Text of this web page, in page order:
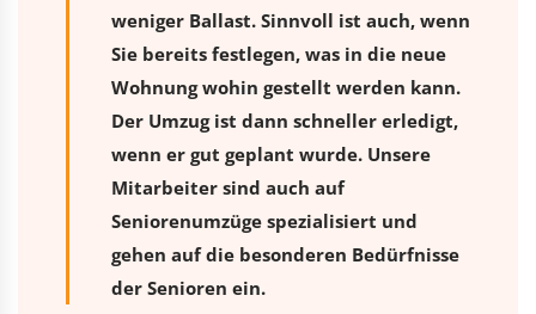
weniger Ballast. Sinnvoll ist auch, wenn
Sie bereits festlegen, was in die neue
Wohnung wohin gestellt werden kann.
Der Umzug ist dann schneller erledigt,
wenn er gut geplant wurde. Unsere
Mitarbeiter sind auch auf
Seniorenumzüge spezialisiert und
gehen auf die besonderen Bedürfnisse
der Senioren ein.